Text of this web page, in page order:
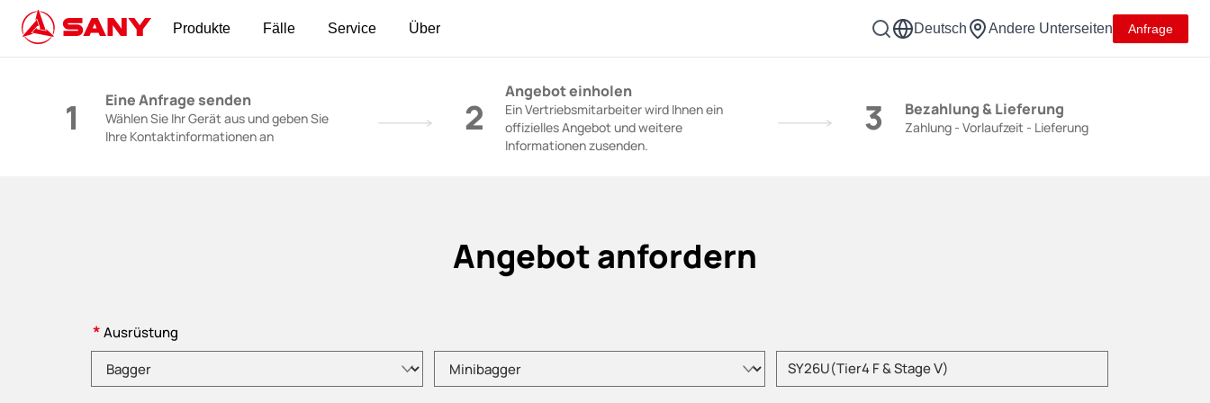
Produkte Fälle Service Über Deutsch Andere Unterseiten Anfrage
1 Eine Anfrage senden
Wählen Sie Ihr Gerät aus und geben Sie
Ihre Kontaktinformationen an
2
Angebot einholen
Ein Vertriebsmitarbeiter wird Ihnen ein
offizielles Angebot und weitere
Informationen zusenden.
3 Bezahlung & Lieferung
Zahlung - Vorlaufzeit - Lieferung
Angebot anfordern
*Ausrüstung